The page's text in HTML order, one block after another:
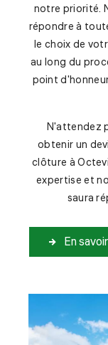
notre priorité.
répondre à
le choix de
au long du
point
N'attendez
obtenir un
clôture à
expertise et
saura
En